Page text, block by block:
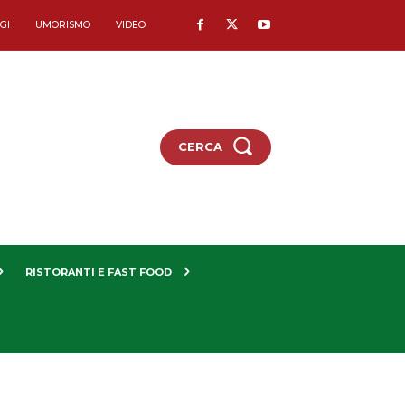
UMORISMO VIDEO
CERCA
RISTORANTI E FAST FOOD